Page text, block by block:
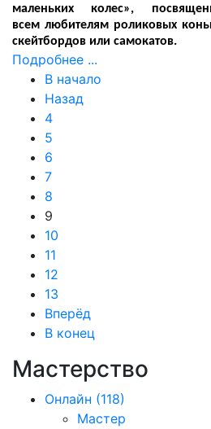
маленьких колес»,
всем любителям роликовых
скейтбордов или самокатов.
Подробнее ...
В начало
Назад
4
5
6
7
8
9
10
11
12
13
Вперёд
В конец
Мастерство
Онлайн (118)
Мастер